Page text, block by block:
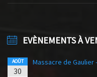
EVÈNEMENTS À
AOÛT
30
Massacre de Gaulier